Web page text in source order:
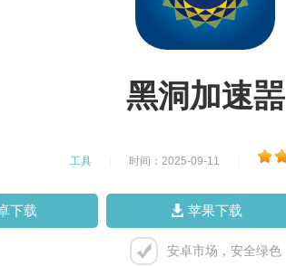
黑洞加速噐
工具 时间：2025-09-11
下载 苹果下载
安卓市场，安全绿色